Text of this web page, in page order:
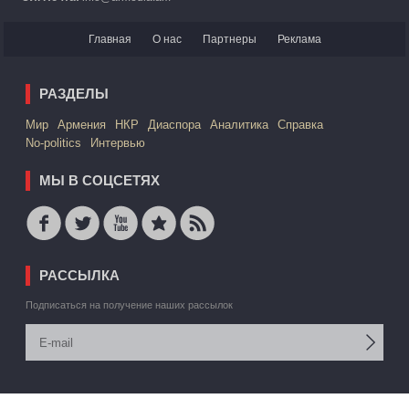
Главная О нас Партнеры Реклама
РАЗДЕЛЫ
Mир Армения НКР Диаспора Аналитика
Справка
No-politics
Интервью
МЫ В СОЦСЕТЯХ
РАССЫЛКА
Подписаться на получение наших рассылок